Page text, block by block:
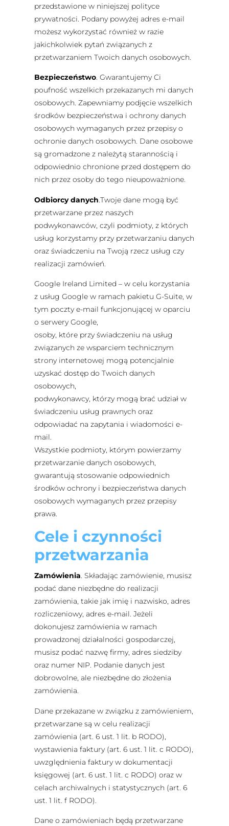
przedstawione w niniejszej polityce
prywatności. Podany powyżej adres e-mail
możesz wykorzystać również w razie
jakichkolwiek pytań związanych z
przetwarzaniem Twoich danych osobowych.
Bezpieczeństwo. Gwarantujemy Ci
poufność wszelkich przekazanych mi danych
osobowych. Zapewniamy podjęcie wszelkich
środków bezpieczeństwa i ochrony danych
osobowych wymaganych przez przepisy o
ochronie danych osobowych. Dane osobowe
są gromadzone z należytą starannością i
odpowiednio chronione przed dostępem do
nich przez osoby do tego nieupoważnione.
Odbiorcy danych .Twoje dane mogą być
przetwarzane przez naszych
podwykonawców, czyli podmioty, z których
usług korzystamy przy przetwarzaniu danych
oraz świadczeniu na Twoją rzecz usług czy
realizacji zamówień.
Google Ireland Limited – w celu korzystania
z usług Google w ramach pakietu G-Suite, w
tym poczty e-mail funkcjonującej w oparciu
o serwery Google,
osoby, które przy świadczeniu na usług
związanych ze wsparciem technicznym
strony internetowej mogą potencjalnie
uzyskać dostęp do Twoich danych
osobowych,
podwykonawcy, którzy mogą brać udział w
świadczeniu usług prawnych oraz
odpowiadać na zapytania i wiadomości e-
mail.
Wszystkie podmioty, którym powierzamy
przetwarzanie danych osobowych,
gwarantują stosowanie odpowiednich
środków ochrony i bezpieczeństwa danych
osobowych wymaganych przez przepisy
prawa.
Cele i czynności
przetwarzania
Zamówienia. Składając zamówienie, musisz
podać dane niezbędne do realizacji
zamówienia, takie jak imię i nazwisko, adres
rozliczeniowy, adres e-mail. Jeżeli
dokonujesz zamówienia w ramach
prowadzonej działalności gospodarczej,
musisz podać nazwę firmy, adres siedziby
oraz numer NIP. Podanie danych jest
dobrowolne, ale niezbędne do złożenia
zamówienia.
Dane przekazane w związku z zamówieniem,
przetwarzane są w celu realizacji
zamówienia (art. 6 ust. 1 lit. b RODO),
wystawienia faktury (art. 6 ust. 1 lit. c RODO),
uwzględnienia faktury w dokumentacji
księgowej (art. 6 ust. 1 lit. c RODO) oraz w
celach archiwalnych i statystycznych (art. 6
ust. 1 lit. f RODO).
Dane o zamówieniach będą przetwarzane